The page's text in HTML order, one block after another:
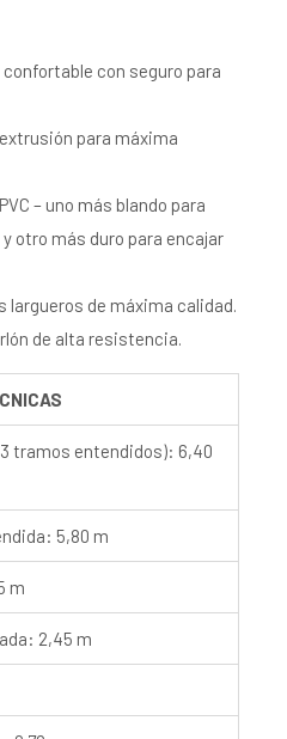
con seguro para
para máxima
– uno más blando para
otro más duro para encajar
largueros de máxima calidad.
de alta resistencia.
tramos entendidos): 6,40
5,80 m
m
2,45 m